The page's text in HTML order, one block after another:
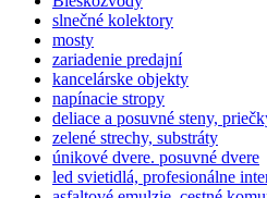
slnečné kolektory
mosty
zariadenie predajní
kancelárske objekty
napínacie stropy
deliace a posuvné steny,
zelené strechy, substráty
únikové dvere. posuvné dvere
led svietidlá, profesionálne